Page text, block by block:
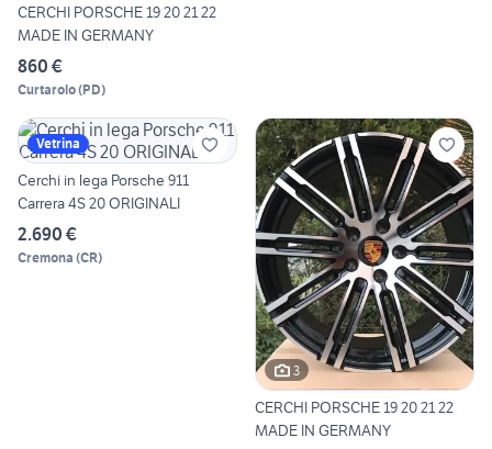
CERCHI PORSCHE 19 20 21 22
MADE IN GERMANY
860 €
Curtarolo(PD)
Vetrina
Cerchi in lega Porsche 911
Carrera 4S 20 ORIGINALI
2.690 €
Cremona (CR)
3
CERCHI PORSCHE 19 20 21 22
MADE IN GERMANY